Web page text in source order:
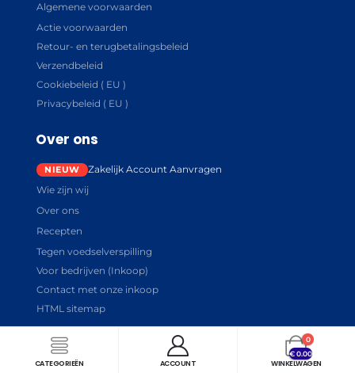
Algemene voorwaarden
Actie voorwaarden
Retour- en terugbetalingsbeleid
Verzendbeleid
Cookiebeleid ( EU )
Privacybeleid ( EU )
Over ons
Zakelijk Account Aanvragen
Wie zijn wij
Over ons
Recepten
Tegen voedselverspilling
Voor bedrijven (Inkoop)
Contact met onze inkoop
HTML sitemap
CATEGORIEËN ACCOUNT
0
€0.00
WINKELWAGEN